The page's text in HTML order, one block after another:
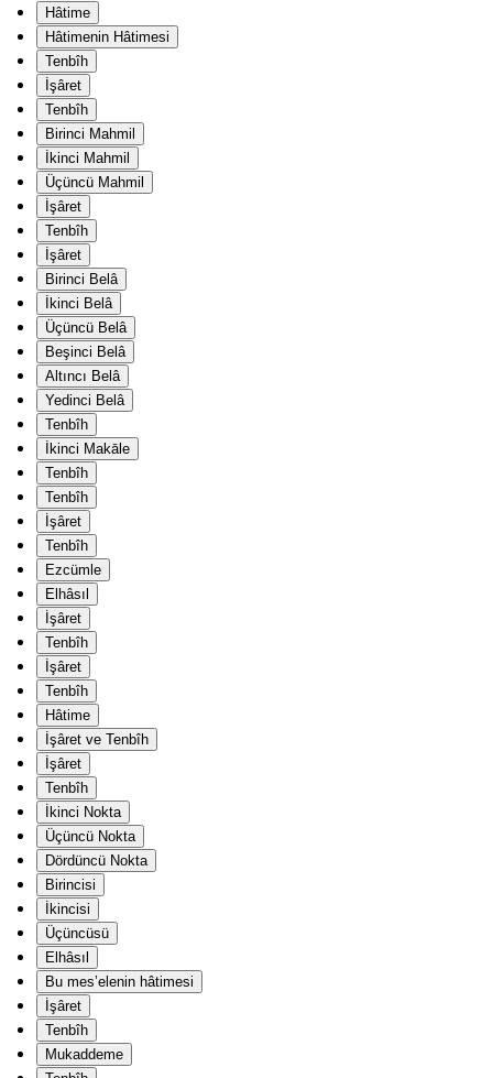
Hâtime
Hâtimenin Hâtimesi
Tenbîh
İşâret
Tenbîh
Birinci Mahmil
İkinci Mahmil
Üçüncü Mahmil
İşâret
Tenbîh
İşâret
Birinci Belâ
İkinci Belâ
Üçüncü Belâ
Beşinci Belâ
Altıncı Belâ
Yedinci Belâ
Tenbîh
İkinci Makāle
Tenbîh
Tenbîh
İşâret
Tenbîh
Ezcümle
Elhâsıl
İşâret
Tenbîh
İşâret
Tenbîh
Hâtime
İşâret ve Tenbîh
İşâret
Tenbîh
İkinci Nokta
Üçüncü Nokta
Dördüncü Nokta
Birincisi
İkincisi
Üçüncüsü
Elhâsıl
Bu mes’elenin hâtimesi
İşâret
Tenbîh
Mukaddeme